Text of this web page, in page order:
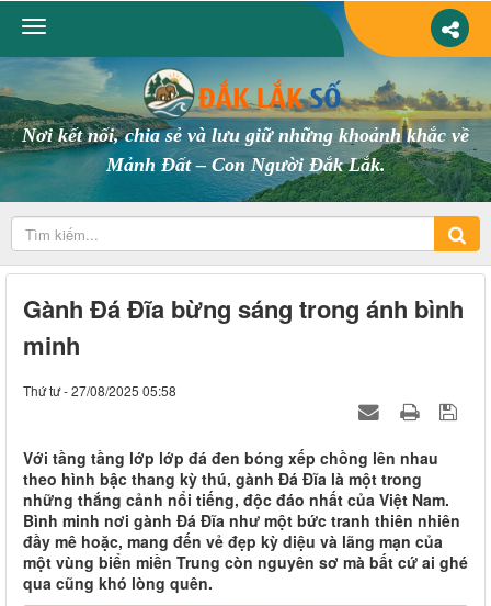
Nơi kết nối, chia sẻ và lưu giữ những khoảnh khắc về
Mảnh Đất – Con Người Đắk Lắk.
Gành Đá Đĩa bừng sáng trong ánh bình
minh
Thứ tư - 27/08/2025 05:58
Với tầng tầng lớp lớp đá đen bóng xếp chồng lên nhau
theo hình bậc thang kỳ thú, gành Đá Đĩa là một trong
những thắng cảnh nổi tiếng, độc đáo nhất của Việt Nam.
Bình minh nơi gành Đá Đĩa như một bức tranh thiên nhiên
đầy mê hoặc, mang đến vẻ đẹp kỳ diệu và lãng mạn của
một vùng biển miền Trung còn nguyên sơ mà bất cứ ai ghé
qua cũng khó lòng quên.